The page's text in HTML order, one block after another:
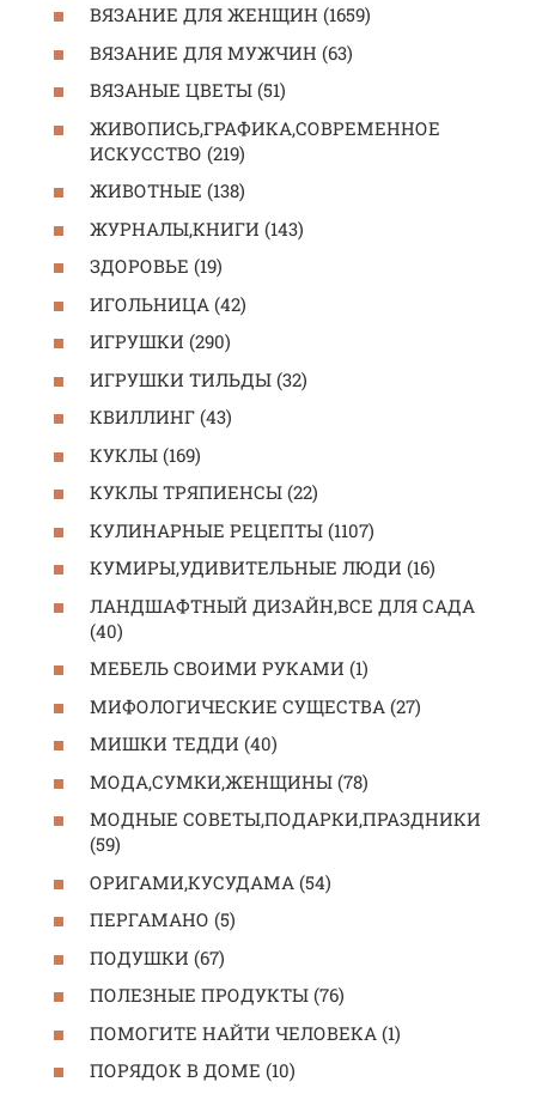
ВЯЗАНИЕ ДЛЯ ЖЕНЩИН (1659)
ВЯЗАНИЕ ДЛЯ МУЖЧИН (63)
ВЯЗАНЫЕ ЦВЕТЫ (51)
ЖИВОПИСЬ,ГРАФИКА,СОВРЕМЕННОЕ
ИСКУССТВО (219)
ЖИВОТНЫЕ (138)
ЖУРНАЛЫ,КНИГИ (143)
ЗДОРОВЬЕ (19)
ИГОЛЬНИЦА (42)
ИГРУШКИ (290)
ИГРУШКИ ТИЛЬДЫ (32)
КВИЛЛИНГ (43)
КУКЛЫ (169)
КУКЛЫ ТРЯПИЕНСЫ (22)
КУЛИНАРНЫЕ РЕЦЕПТЫ (1107)
КУМИРЫ,УДИВИТЕЛЬНЫЕ ЛЮДИ (16)
ЛАНДШАФТНЫЙ ДИЗАЙН,ВСЕ ДЛЯ САДА
(40)
МЕБЕЛЬ СВОИМИ РУКАМИ (1)
МИФОЛОГИЧЕСКИЕ СУЩЕСТВА (27)
МИШКИ ТЕДДИ (40)
МОДА,СУМКИ,ЖЕНЩИНЫ (78)
МОДНЫЕ СОВЕТЫ,ПОДАРКИ,ПРАЗДНИКИ
(59)
ОРИГАМИ,КУСУДАМА (54)
ПЕРГАМАНО (5)
ПОДУШКИ (67)
ПОЛЕЗНЫЕ ПРОДУКТЫ (76)
ПОМОГИТЕ НАЙТИ ЧЕЛОВЕКА (1)
ПОРЯДОК В ДОМЕ (10)